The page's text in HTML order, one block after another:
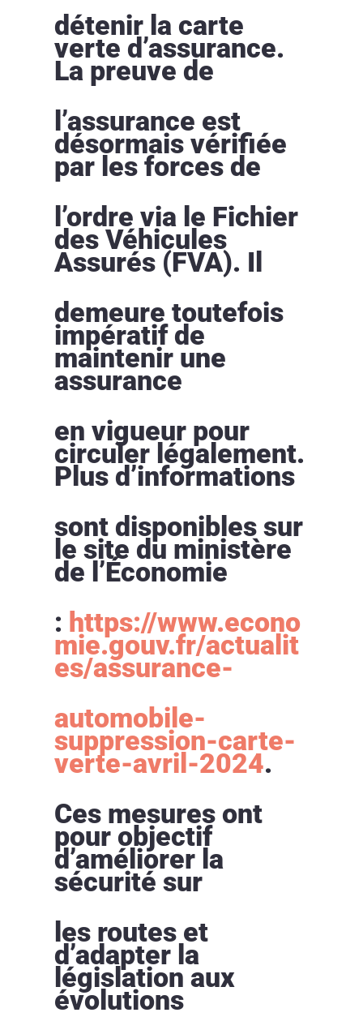
détenir la carte
verte d’assurance.
La preuve de
l’assurance est
désormais vérifiée
par les forces de
l’ordre via le Fichier
des Véhicules
Assurés (FVA). Il
demeure toutefois
impératif de
maintenir une
assurance
en vigueur pour
circuler légalement.
Plus d’informations
sont disponibles sur
le site du ministère
de l’Économie
: https://www.econo
mie.gouv.fr/actualit
es/assurance-
automobile-
suppression-carte-
verte-avril-2024.
Ces mesures ont
pour objectif
d’améliorer la
sécurité sur
les routes et
d’adapter la
législation aux
évolutions